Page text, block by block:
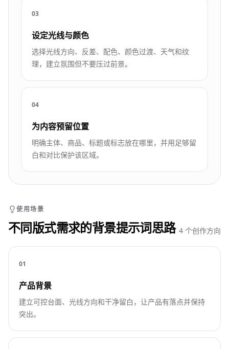
03
设定光线与颜色
选择光线方向、反差、配色、颜色过渡、天气和纹
理，建立氛围但不要压过前景。
04
为内容预留位置
明确主体、商品、标题或标志放在哪里，并用足够留
白和对比保护该区域。
使用场景
不同版式需求的背景提示词思路 4 个创作方向
01
产品背景
建立可控台面、光线方向和干净留白，让产品有落点并保持
突出。